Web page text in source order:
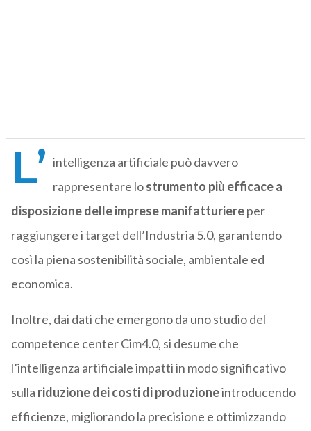
L’ intelligenza artificiale può davvero
rappresentare lostrumento più efficace a
disposizione delle imprese manifatturiereper
raggiungere i target dell’Industria 5.0, garantendo
così la piena sostenibilità sociale, ambientale ed
economica.
Inoltre, dai dati che emergono da uno studio del
competence center Cim4.0, si desume che
l’intelligenza artificiale impatti in modo significativo
sulla riduzione dei costi di produzioneintroducendo
efficienze, migliorando la precisione e ottimizzando